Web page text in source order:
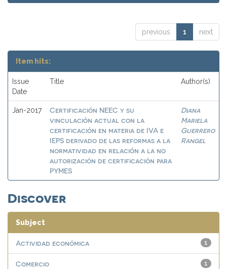
previous 1 next
Item hits:
Issue
Date
Title Author(s)
Jan-2017
Certificación NEEC y su
vinculación actual con la
certificación en materia de IVA e
IEPS derivado de las reformas a la
normatividad en relación a la no
autorización de certificación para
PYMES
Diana
Mariela
Guerrero
Rangel
Discover
Subject
1
Actividad económica
1
Comercio